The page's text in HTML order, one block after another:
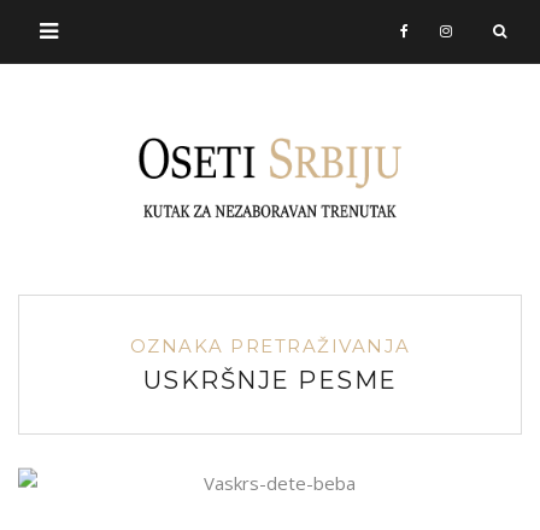
OZNAKA PRETRAŽIVANJA
USKRŠNJE PESME